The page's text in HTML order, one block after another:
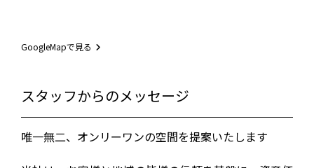
GoogleMapで見る
スタッフからのメッセージ
唯一無二、オンリーワンの空間を提案いたします